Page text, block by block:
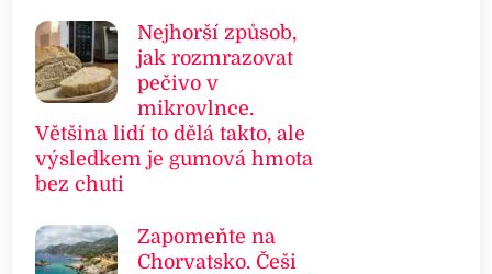
Nejhorší způsob,
jak rozmrazovat
pečivo v
mikrovlnce.
Většina lidí to dělá takto, ale
výsledkem je gumová hmota
bez chuti
Zapomeňte na
Chorvatsko. Češi